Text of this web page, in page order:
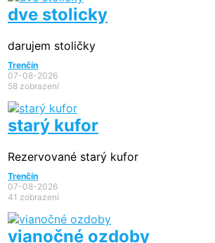
dve stolicky
darujem stoličky
Trenčín
07-08-2026
58 zobrazení
starý kufor
Rezervované starý kufor
Trenčín
07-08-2026
41 zobrazení
vianočné ozdoby